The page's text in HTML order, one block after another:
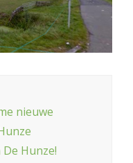
nieuwe
Hunze!